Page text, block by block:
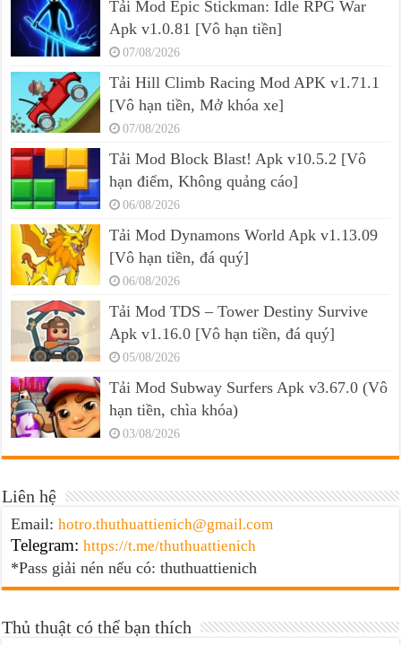
Tải Mod Epic Stickman: Idle RPG War
Apk v1.0.81 [Vô hạn tiền]
07/08/2026
Tải Hill Climb Racing Mod APK v1.71.1
[Vô hạn tiền, Mở khóa xe]
07/08/2026
Tải Mod Block Blast! Apk v10.5.2 [Vô
hạn điểm, Không quảng cáo]
06/08/2026
Tải Mod Dynamons World Apk v1.13.09
[Vô hạn tiền, đá quý]
06/08/2026
Tải Mod TDS – Tower Destiny Survive
Apk v1.16.0 [Vô hạn tiền, đá quý]
05/08/2026
Tải Mod Subway Surfers Apk v3.67.0 (Vô
hạn tiền, chìa khóa)
03/08/2026
Liên hệ
Email:hotro.thuthuattienich@gmail.com
Telegram: https://t.me/thuthuattienich
*Pass giải nén nếu có: thuthuattienich
Thủ thuật có thể bạn thích